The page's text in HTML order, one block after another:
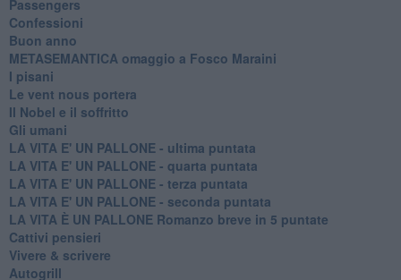
Passengers
Confessioni
Buon anno
METASEMANTICA omaggio a Fosco Maraini
I pisani
Le vent nous portera
Il Nobel e il soffritto
Gli umani
LA VITA E' UN PALLONE - ultima puntata
LA VITA E' UN PALLONE - quarta puntata
LA VITA E' UN PALLONE - terza puntata
LA VITA E' UN PALLONE - seconda puntata
LA VITA È UN PALLONE Romanzo breve in 5 puntate
Cattivi pensieri
Vivere & scrivere
Autogrill